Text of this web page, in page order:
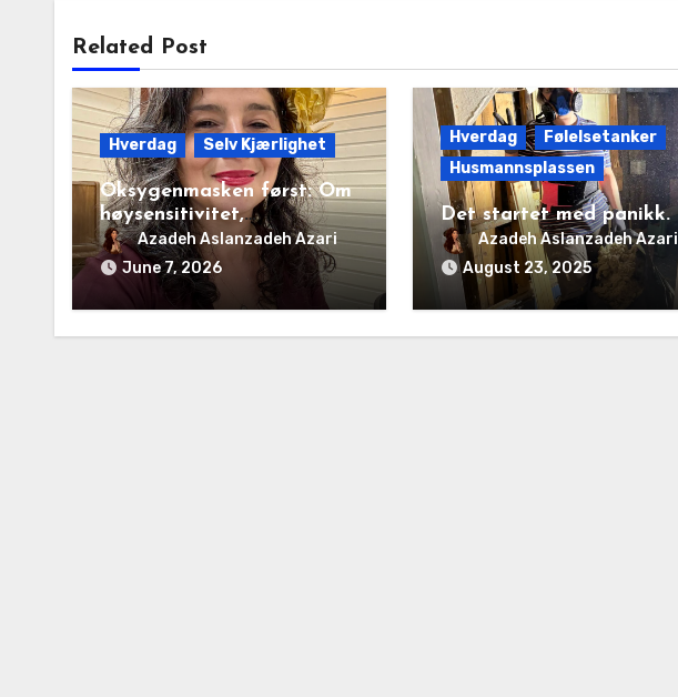
Related Post
Hverdag Selv Kjærlighet
Oksygenmasken først: Om
høysensitivitet,
generasjonstraumer og
det disiplinerte
tunnelsynet
Azadeh Aslanzadeh Azari
June 7, 2026
Hverdag
Følelsetanker
Husmannsplassen
Det startet med panikk.
Azadeh Aslanzadeh Azari
August 23, 2025